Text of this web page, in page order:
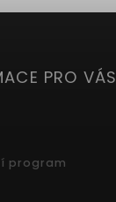
PRO VÁS
program